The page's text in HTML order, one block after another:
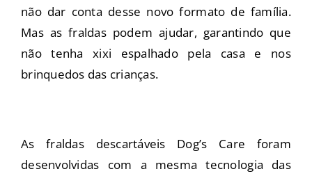
não dar conta desse novo formato de família.
Mas as fraldas podem ajudar, garantindo que
não tenha xixi espalhado pela casa e nos
brinquedos das crianças.
As fraldas descartáveis Dog’s Care foram
desenvolvidas com a mesma tecnologia das